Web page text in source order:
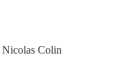
Nicolas Colin